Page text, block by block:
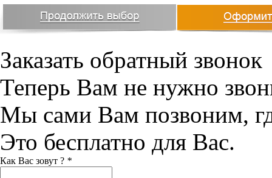
Заказать обратный звонок
Теперь Вам не нужно
Мы сами Вам позвоним,
Это бесплатно для Вас.
Как Вас зовут ? *